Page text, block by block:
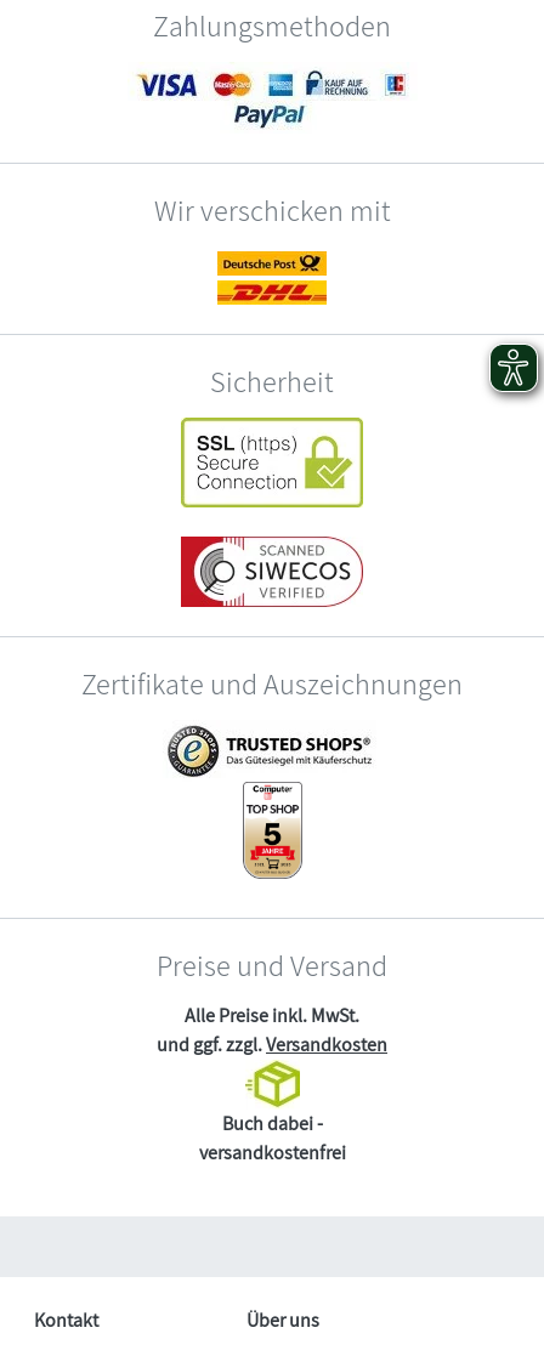
Zahlungsmethoden
Wir verschicken mit
Sicherheit
Zertifikate und Auszeichnungen
Preise und Versand
Alle Preise inkl. MwSt.
und ggf. zzgl.Versandkosten
Buch dabei -
versandkostenfrei
Kontakt
Über uns